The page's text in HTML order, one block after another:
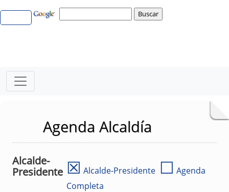
Agenda Alcaldía
Alcalde-
Presidente ☒ Alcalde-Presidente ☐ Agenda
Completa